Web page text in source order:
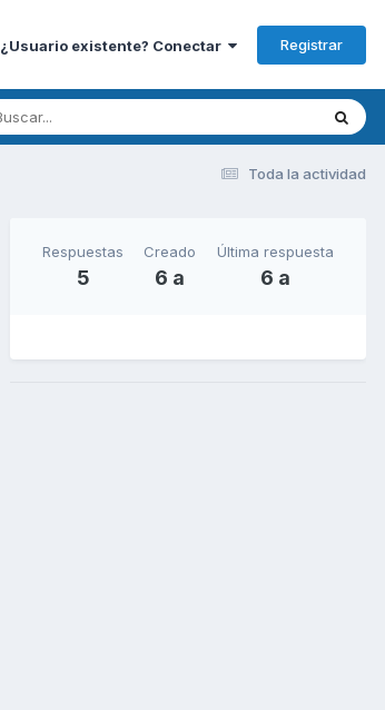
¿Usuario existente? Conectar Registrar
Toda la actividad
Respuestas
5
Creado
6 a
Última respuesta
6 a